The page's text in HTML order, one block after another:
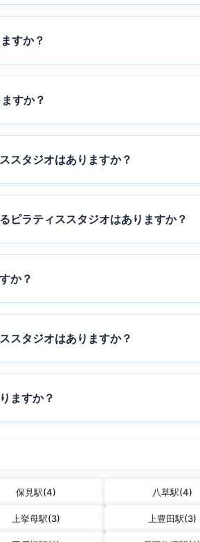
すか？
すか？
スタジオはありますか？
ピラティススタジオはありますか？
か？
スタジオはありますか？
ますか？
保見駅(4) 八草駅(4)
上挙母駅(3) 上豊田駅(3)